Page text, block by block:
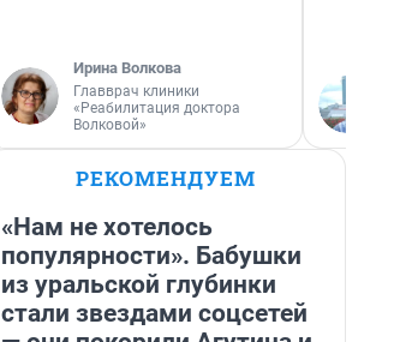
Ирина Волкова
Главврач клиники
«Реабилитация доктора
Волковой»
РЕКОМЕНДУЕМ
«Нам не хотелось
популярности». Бабушки
из уральской глубинки
стали звездами соцсетей